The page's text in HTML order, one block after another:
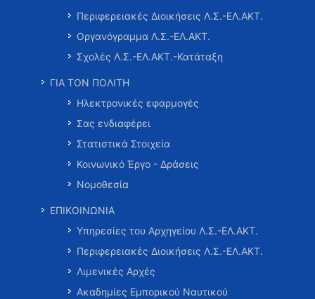
Περιφερειακές Διοικήσεις Λ.Σ.-ΕΛ.ΑΚΤ.
Οργανόγραμμα Λ.Σ.-ΕΛ.ΑΚΤ.
Σχολές Λ.Σ.-ΕΛ.ΑΚΤ.-Κατάταξη
ΓΙΑ ΤΟΝ ΠΟΛΙΤΗ
Ηλεκτρονικές εφαρμογές
Σας ενδιαφέρει
Στατιστικά Στοιχεία
Κοινωνικό Έργο - Δράσεις
Νομοθεσία
ΕΠΙΚΟΙΝΩΝΙΑ
Υπηρεσίες του Αρχηγείου Λ.Σ.-ΕΛ.ΑΚΤ.
Περιφερειακές Διοικήσεις Λ.Σ.-ΕΛ.ΑΚΤ.
Λιμενικές Αρχές
Ακαδημίες Εμπορικού Ναυτικού